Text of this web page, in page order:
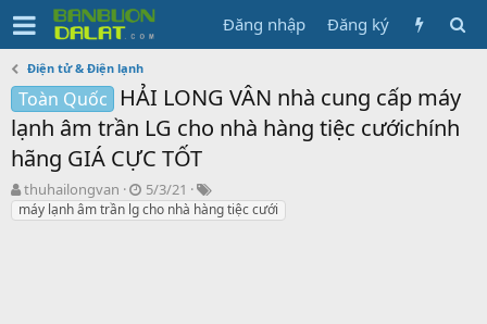
Đăng nhập Đăng ký
Điện tử & Điện lạnh
Toàn Quốc
HẢI LONG VÂN nhà cung cấp máy
lạnh âm trần LG cho nhà hàng tiệc cướichính
hãng GIÁ CỰC TỐT
N
g
thuhailongvan
N
g
5/3/21
T
ừ
máy lạnh âm trần lg cho nhà hàng tiệc cưới